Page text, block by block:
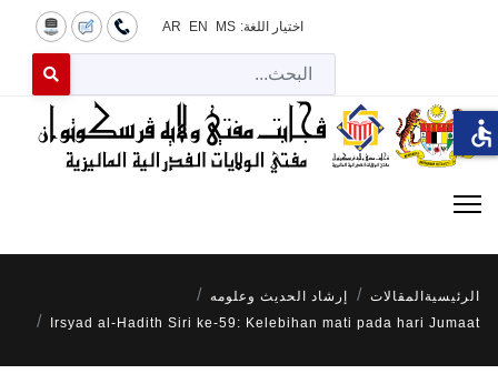
اختيار اللغة: MS
EN
AR
for results.
الرئيسية المقالات
إرشاد الحديث وعلومه
Irsyad al-Hadith Siri ke-59: Kelebihan mati pada hari Jumaat
accessible